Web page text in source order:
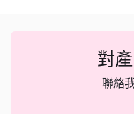
對
聯絡